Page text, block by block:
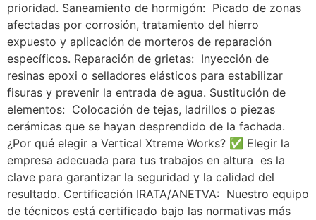
prioridad. Saneamiento de hormigón: Picado de zonas
afectadas por corrosión, tratamiento del hierro
expuesto y aplicación de morteros de reparación
específicos. Reparación de grietas: Inyección de
resinas epoxi o selladores elásticos para estabilizar
fisuras y prevenir la entrada de agua. Sustitución de
elementos: Colocación de tejas, ladrillos o piezas
cerámicas que se hayan desprendido de la fachada.
¿Por qué elegir a Vertical Xtreme Works? ✅ Elegir la
empresa adecuada para tus trabajos en altura es la
clave para garantizar la seguridad y la calidad del
resultado. Certificación IRATA/ANETVA: Nuestro equipo
de técnicos está certificado bajo las normativas más